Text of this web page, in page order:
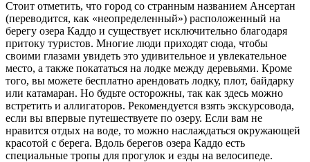
Стоит отметить, что город со странным названием Ансертан
(переводится, как «неопределенный») расположенный на
берегу озера Каддо и существует исключительно благодаря
притоку туристов. Многие люди приходят сюда, чтобы
своими глазами увидеть это удивительное и увлекательное
место, а также покататься на лодке между деревьями. Кроме
того, вы можете бесплатно арендовать лодку, плот, байдарку
или катамаран. Но будьте осторожны, так как здесь можно
встретить и аллигаторов. Рекомендуется взять экскурсовода,
если вы впервые путешествуете по озеру. Если вам не
нравится отдых на воде, то можно наслаждаться окружающей
красотой с берега. Вдоль берегов озера Каддо есть
специальные тропы для прогулок и езды на велосипеде.